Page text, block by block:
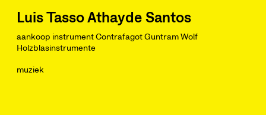
Luis Tasso Athayde Santos
aankoop instrument Contrafagot Guntram Wolf
Holzblasinstrumente
muziek